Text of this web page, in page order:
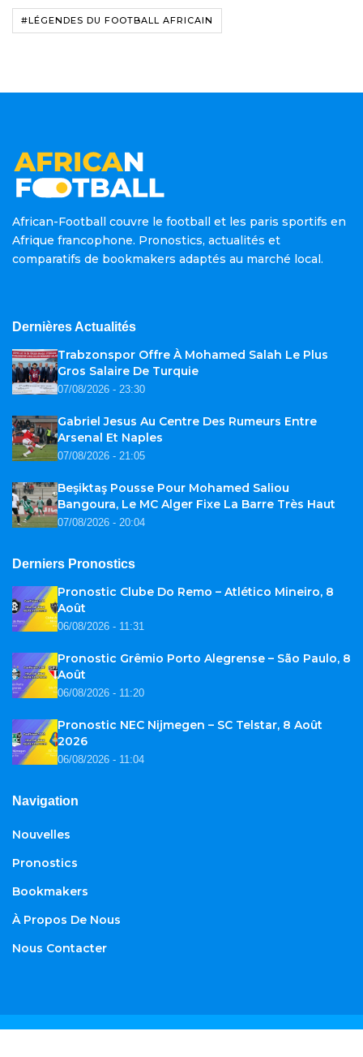
#LÉGENDES DU FOOTBALL AFRICAIN
African-Football couvre le football et les paris sportifs en
Afrique francophone. Pronostics, actualités et
comparatifs de bookmakers adaptés au marché local.
Dernières Actualités
Trabzonspor Offre À Mohamed Salah Le Plus
Gros Salaire De Turquie
07/08/2026 - 23:30
Gabriel Jesus Au Centre Des Rumeurs Entre
Arsenal Et Naples
07/08/2026 - 21:05
Beşiktaş Pousse Pour Mohamed Saliou
Bangoura, Le MC Alger Fixe La Barre Très Haut
07/08/2026 - 20:04
Derniers Pronostics
Pronostic Clube Do Remo – Atlético Mineiro, 8
Août
06/08/2026 - 11:31
Pronostic Grêmio Porto Alegrense – São Paulo, 8
Août
06/08/2026 - 11:20
Pronostic NEC Nijmegen – SC Telstar, 8 Août
2026
06/08/2026 - 11:04
Navigation
Nouvelles
Pronostics
Bookmakers
À Propos De Nous
Nous Contacter